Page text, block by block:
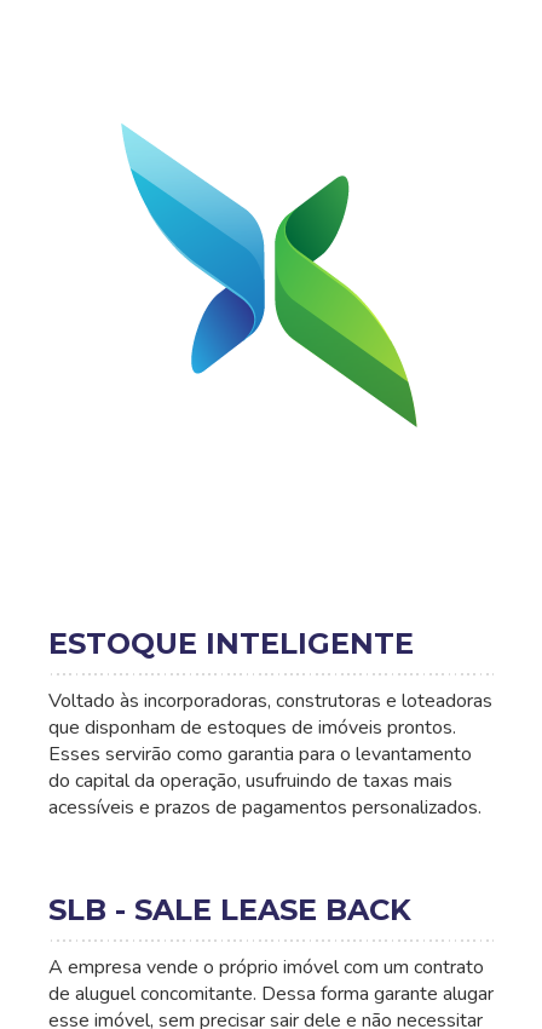
ESTOQUE INTELIGENTE
Voltado às incorporadoras, construtoras e loteadoras
que disponham de estoques de imóveis prontos.
Esses servirão como garantia para o levantamento
do capital da operação, usufruindo de taxas mais
acessíveis e prazos de pagamentos personalizados.
SLB - SALE LEASE BACK
A empresa vende o próprio imóvel com um contrato
de aluguel concomitante. Dessa forma garante alugar
esse imóvel, sem precisar sair dele e não necessitar